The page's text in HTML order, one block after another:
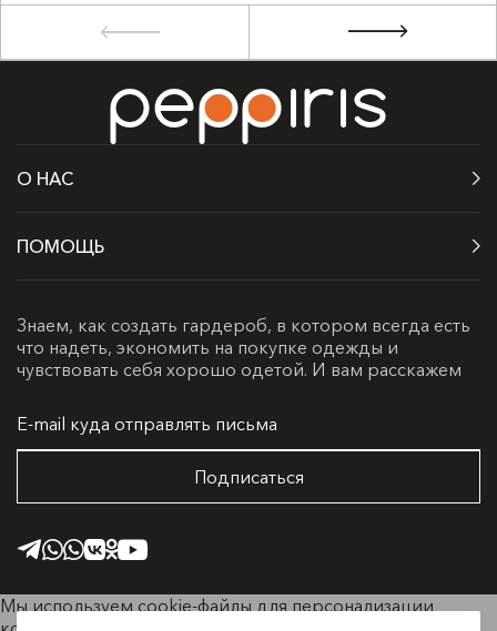
О НАС
ПОМОЩЬ
Знаем, как создать гардероб, в котором всегда есть
что надеть, экономить на покупке одежды и
чувствовать себя хорошо одетой. И вам расскажем
Подписаться
Мы используем cookie-файлы для персонализации